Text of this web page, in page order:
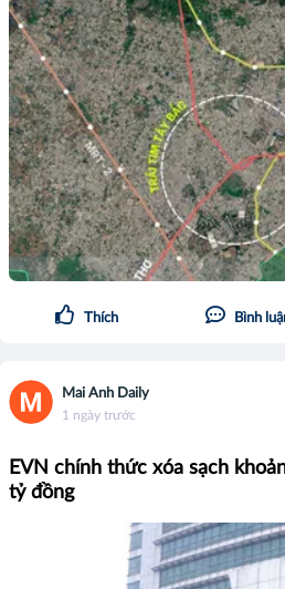
Thích Bình
Mai Anh Daily
1 ngày trước
EVN chính thức xóa sạch
tỷ đồng